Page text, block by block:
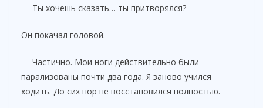
— Ты хочешь сказать… ты притворялся?
Он покачал головой.
— Частично. Мои ноги действительно были
парализованы почти два года. Я заново учился
ходить. До сих пор не восстановился полностью.